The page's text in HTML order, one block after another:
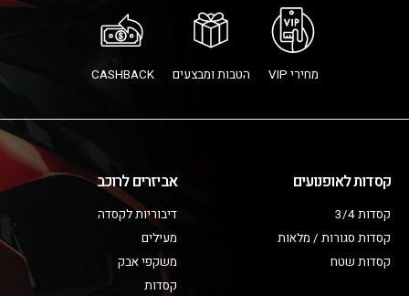
מחירי VIP הטבות ומבצעים CASHBACK
קסדות לאופנועים
קסדות 3/4
קסדות סגורות / מלאות
קסדות שטח
אביזרים לרוכב
דיבוריות לקסדה
מעילים
משקפי אבק
קסדות